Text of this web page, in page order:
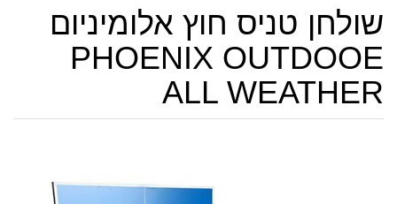
שולחן טניס חוץ אלומיניום
PHOENIX OUTDOOE
ALL WEATHER